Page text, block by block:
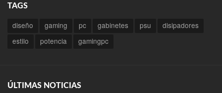
TAGS
diseño gaming pc gabinetes psu
disipadores
estilo
potencia gamingpc
ÚLTIMAS NOTICIAS